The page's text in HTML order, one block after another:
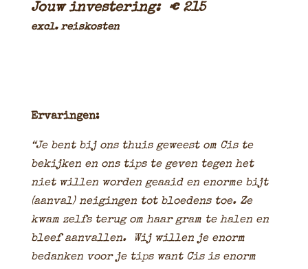
Jouw investering: € 215
excl. reiskosten
Ervaringen:
“Je bent bij ons thuis geweest om Cis te
bekijken en ons tips te geven tegen het
niet willen worden geaaid en enorme bijt
(aanval) neigingen tot bloedens toe. Ze
kwam zelfs terug om haar gram te halen en
bleef aanvallen. Wij willen je enorm
bedanken voor je tips want Cis is enorm